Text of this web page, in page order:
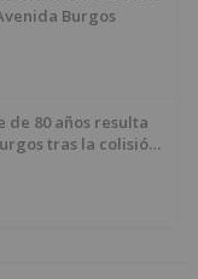
Burgos
de 80 años resulta
tras la colisión